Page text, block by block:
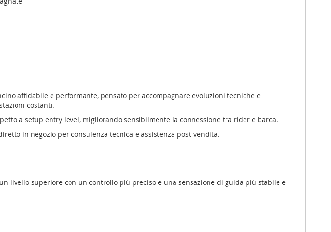
affidabile e performante, pensato per accompagnare evoluzioni tecniche e
costanti.
a setup entry level, migliorando sensibilmente la connessione tra rider e barca.
in negozio per consulenza tecnica e assistenza post-vendita.
livello superiore con un controllo più preciso e una sensazione di guida più stabile e